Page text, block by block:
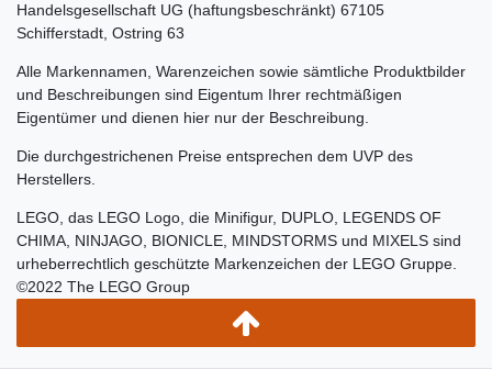
Handelsgesellschaft UG (haftungsbeschränkt) 67105
Schifferstadt, Ostring 63
Alle Markennamen, Warenzeichen sowie sämtliche Produktbilder
und Beschreibungen sind Eigentum Ihrer rechtmäßigen
Eigentümer und dienen hier nur der Beschreibung.
Die durchgestrichenen Preise entsprechen dem UVP des
Herstellers.
LEGO, das LEGO Logo, die Minifigur, DUPLO, LEGENDS OF
CHIMA, NINJAGO, BIONICLE, MINDSTORMS und MIXELS sind
urheberrechtlich geschützte Markenzeichen der LEGO Gruppe.
©2022 The LEGO Group